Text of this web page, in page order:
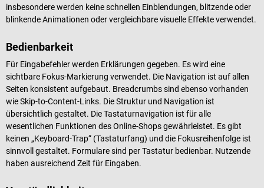
insbesondere werden keine schnellen Einblendungen, blitzende oder
blinkende Animationen oder vergleichbare visuelle Effekte verwendet.
Bedienbarkeit
Für Eingabefehler werden Erklärungen gegeben. Es wird eine
sichtbare Fokus-Markierung verwendet. Die Navigation ist auf allen
Seiten konsistent aufgebaut. Breadcrumbs sind ebenso vorhanden
wie Skip-to-Content-Links. Die Struktur und Navigation ist
übersichtlich gestaltet. Die Tastaturnavigation ist für alle
wesentlichen Funktionen des Online-Shops gewährleistet. Es gibt
keinen „Keyboard-Trap“ (Tastaturfang) und die Fokusreihenfolge ist
sinnvoll gestaltet. Formulare sind per Tastatur bedienbar. Nutzende
haben ausreichend Zeit für Eingaben.